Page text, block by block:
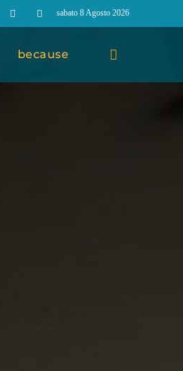
sabato 8 Agosto 2026
because